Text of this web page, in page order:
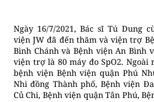
Ngày 16/7/2021, Bác sĩ Tú Dung
viện JW đã đến thăm và viện trợ
Bình Chánh và Bệnh viện An Bình
viện trợ là 80 máy đo SpO2. Ngoài
bệnh viện Bệnh viện quận Phú
Nhi đồng Thành phố, Bệnh viện
Củ Chi, Bệnh viện quận Tân Phú,